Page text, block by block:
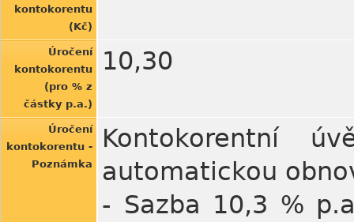
kontokorentu
(Kč)
Úročení
kontokorentu
(pro % z
částky p.a.)
10,30
Úročení
kontokorentu -
Poznámka
Kontokorentní
automatickou
- Sazba 10,3 %